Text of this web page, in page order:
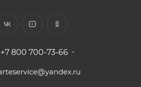
+7 800 700-73-66